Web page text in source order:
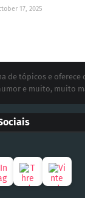
17, 2025
de tópicos e oferece
e muito, muito